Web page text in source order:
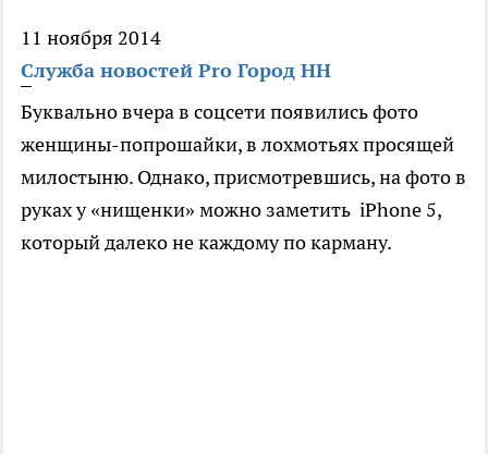
11 ноября 2014
Служба новостей Pro Город НН
Буквально вчера в соцсети появились фото
женщины-попрошайки, в лохмотьях просящей
милостыню. Однако, присмотревшись, на фото в
руках у «нищенки» можно заметить iPhone 5,
который далеко не каждому по карману.